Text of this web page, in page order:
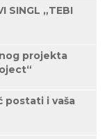
SINGL „TEBI
projekta
postati i vaša